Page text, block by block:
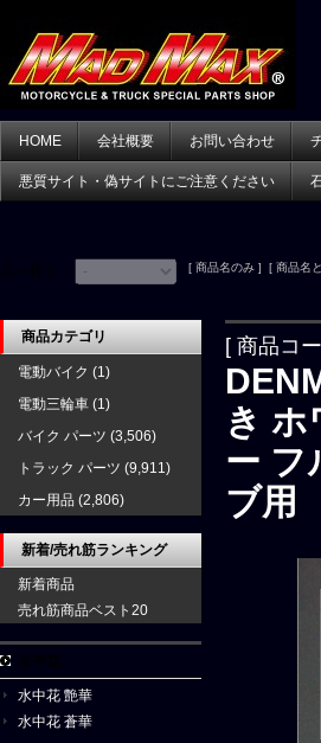
HOME 会社概要 お問い合わせ
悪質サイト・偽サイトにご注意ください
[ 商品名のみ ] [ 商品名
[ 商品コ
き
ー フ
ブ用
商品カテゴリ
電動バイク (1)
電動三輪車 (1)
バイク パーツ (3,506)
トラック パーツ (9,911)
カー用品 (2,806)
新着/売れ筋ランキング
新着商品
売れ筋商品ベスト20
水中花 艶華
水中花 蒼華